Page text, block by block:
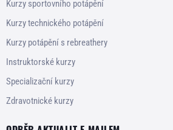
Kurzy sportovního potápění
Kurzy technického potápění
Kurzy potápění s rebreathery
Instruktorské kurzy
Specializační kurzy
Zdravotnické kurzy